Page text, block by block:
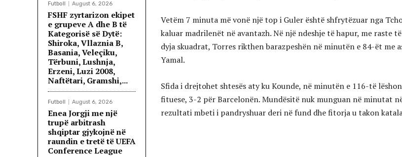
Futboll August 6, 2026
FSHF zyrtarizon ekipet
e grupeve A dhe B të
Kategorisë së Dytë:
Shiroka, Vllaznia B,
Basania, Veleçiku,
Tërbuni, Lushnja,
Erzeni, Luzi 2008,
Naftëtari, Gramshi,...
Futboll August 6, 2026
Enea Jorgji me një
trupë arbitrash
shqiptar gjykojnë në
raundin e tretë të UEFA
Conference League
Vetëm 7 minuta më vonë një top i Guler është shfrytëzuar nga
kaluar madrilenët në avantazh. Në një ndeshje të hapur, me raste
dyja skuadrat, Torres rikthen barazpeshën në minutën e 84-ët me
Yamal.
Sfida i drejtohet shtesës aty ku Kounde, në minutën e 116-të
fituese, 3-2 për Barcelonën. Mundësitë nuk munguan në minutat
rezultati mbeti i pandryshuar deri në fund dhe fitorja u takon